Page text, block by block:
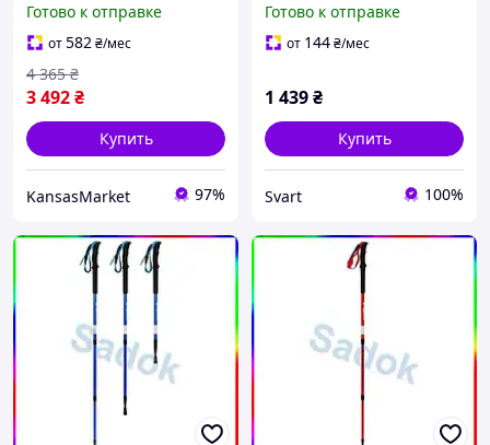
карбоновые палки для
спорта и активного
отдыха
Готово к отправке
от582₴/мес
3 492₴
4 365 ₴
Купить
KansasMarket 97%
Montgato /Svart/ -
stunning-products-for-life-
Готово к отправке
от 144₴/мес
1 439₴
Купить
Svart 100%